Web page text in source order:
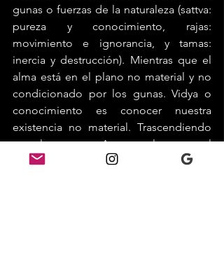
gunas o fuerzas de la naturaleza (sattva:
pureza y conocimiento, rajas:
movimiento e ignorancia, y tamas:
inercia y destrucción). Mientras que el
alma está en el plano no material y no
condicionado por los gunas. Vidya o
conocimiento es conocer nuestra
existencia no material. Trascendiendo
ese plano somos Atman o alma, es cual
es eterno, puro, eterna conciencia.